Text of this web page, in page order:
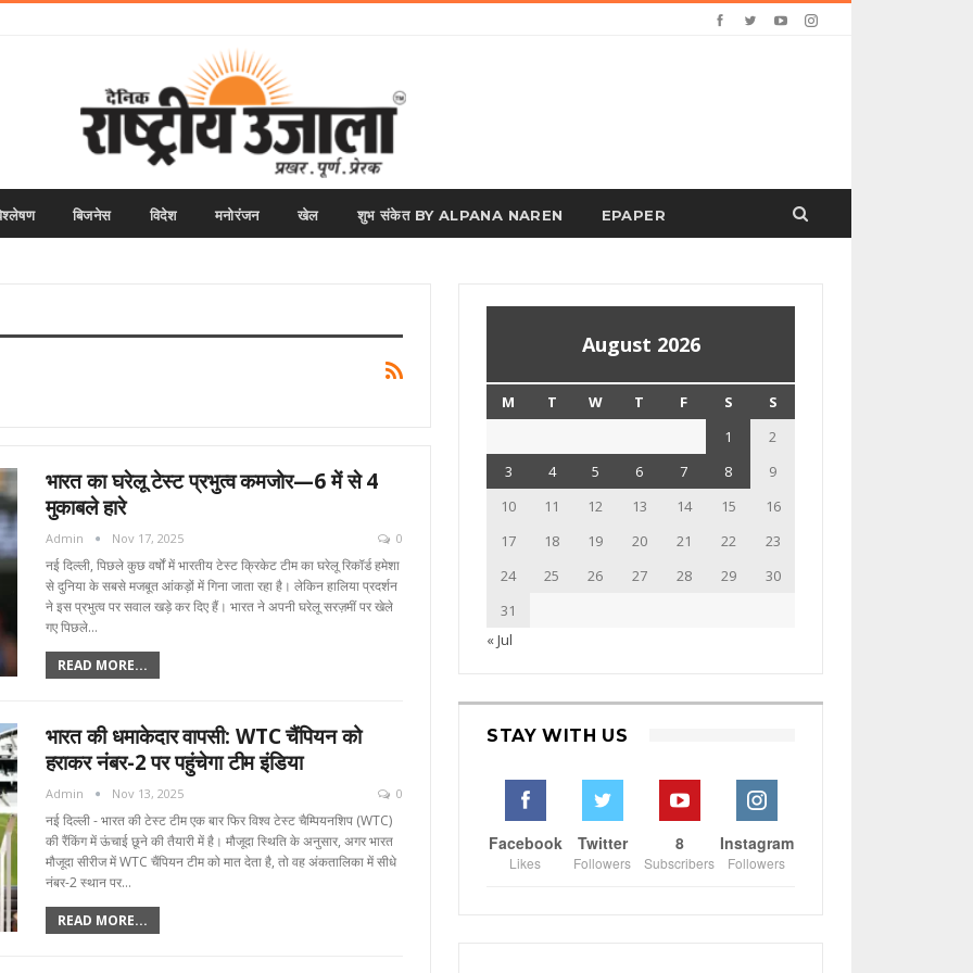
बिजनेस विदेश मनोरंजन खेल शुभ संकेत BY ALPANA NAREN EPAPER
भारत का घरेलू टेस्ट प्रभुत्व कमजोर—6 में से 4
मुकाबले हारे
Admin Nov 17, 2025 0
नई दिल्ली, पिछले कुछ वर्षों में भारतीय टेस्ट क्रिकेट टीम का घरेलू रिकॉर्ड हमेशा
से दुनिया के सबसे मजबूत आंकड़ों में गिना जाता रहा है। लेकिन हालिया प्रदर्शन
ने इस प्रभुत्व पर सवाल खड़े कर दिए हैं। भारत ने अपनी घरेलू सरज़मीं पर खेले
गए पिछले…
READ MORE...
भारत की धमाकेदार वापसी: WTC चैंपियन को
हराकर नंबर-2 पर पहुंचेगा टीम इंडिया
Admin Nov 13, 2025 0
नई दिल्ली - भारत की टेस्ट टीम एक बार फिर विश्व टेस्ट चैम्पियनशिप (WTC)
की रैंकिंग में ऊंचाई छूने की तैयारी में है। मौजूदा स्थिति के अनुसार, अगर भारत
मौजूदा सीरीज में WTC चैंपियन टीम को मात देता है, तो वह अंकतालिका में सीधे
नंबर-2 स्थान पर…
READ MORE...
August 2026
M T W T F S
S
1
2
3
4 5 6 7 8
9
10
11 12 13 14 15
16
17
18 19 20 21 22
23
24
25 26 27 28 29
30
31
« Jul
STAY WITH US
Facebook
Likes
Twitter
Followers
8
Subscribers
Instagram
Followers